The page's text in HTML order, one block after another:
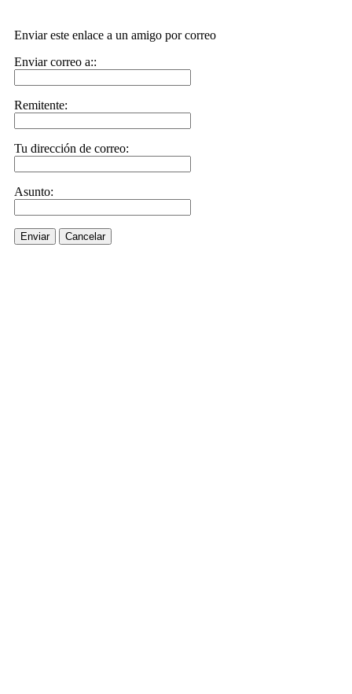
Enviar este enlace a un amigo por correo
Enviar correo a::
Remitente:
Tu dirección de correo:
Asunto:
Enviar Cancelar